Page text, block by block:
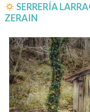
SERRERÍA
ZERAIN